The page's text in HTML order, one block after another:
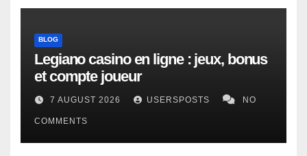
BLOG
Legiano casino en ligne : jeux, bonus
et compte joueur
7 AUGUST 2026 USERSPOSTS NO
COMMENTS